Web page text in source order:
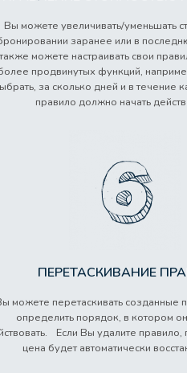
Вы можете увеличивать/уменьшать
заранее или в
можете настраивать свои
продвинутых функций,
за сколько дней и в течение
правило должно начать
ПЕРЕТАСКИВАНИЕ
можете перетаскивать созданные
определить порядок, в котором
Если Вы удалите правило,
цена будет автоматически